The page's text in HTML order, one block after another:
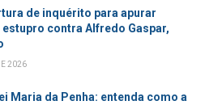
de inquérito para apurar
contra Alfredo Gaspar,
2026
Maria da Penha: entenda como a